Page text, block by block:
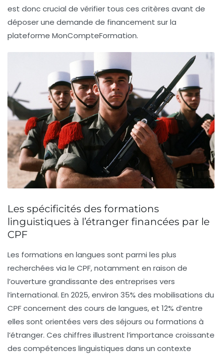
est donc crucial de vérifier tous ces critères avant de
déposer une demande de financement sur la
plateforme MonCompteFormation.
Les spécificités des formations
linguistiques à l’étranger financées par le
CPF
Les formations en langues sont parmi les plus
recherchées via le CPF, notamment en raison de
l’ouverture grandissante des entreprises vers
l’international. En 2025, environ 35% des mobilisations du
CPF concernent des cours de langues, et 12% d’entre
elles sont orientées vers des séjours ou formations à
l’étranger. Ces chiffres illustrent l’importance croissante
des compétences linguistiques dans un contexte